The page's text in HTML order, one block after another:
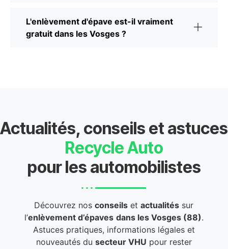
L'enlèvement d'épave est-il vraiment
gratuit dans les Vosges ?
Actualités, conseils et astuces
Recycle Auto
pour les automobilistes
Découvrez nosconseils etactualités sur
l’enlèvement d’épaves dans les Vosges (88).
Astuces pratiques, informations légales et
nouveautés du secteur VHU pour rester